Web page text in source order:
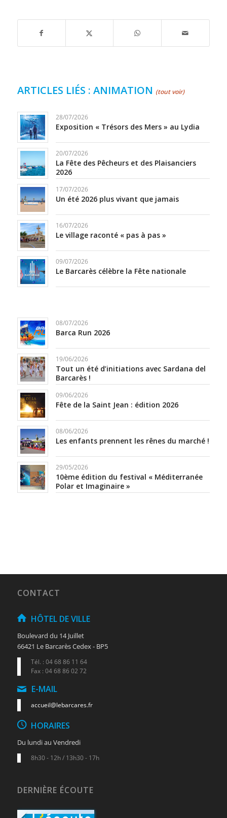
ARTICLES LIÉS : ANIMATION (tout voir)
28/07/2026
Exposition « Trésors des Mers » au Lydia
20/07/2026
La Fête des Pêcheurs et des Plaisanciers
2026
17/07/2026
Un été 2026 plus vivant que jamais
16/07/2026
Le village raconté « pas à pas »
09/07/2026
Le Barcarès célèbre la Fête nationale
08/07/2026
Barca Run 2026
19/06/2026
Tout un été d’initiations avec Sardana del
Barcarès !
09/06/2026
Fête de la Saint Jean : édition 2026
08/06/2026
Les enfants prennent les rênes du marché !
29/05/2026
10ème édition du festival « Méditerranée
Polar et Imaginaire »
CONTACT
HÔTEL DE VILLE
Boulevard du 14 Juillet
66421 Le Barcarès Cedex - BP5
Tél. : 04 68 86 11 64
Fax : 04 68 86 02 72
E-MAIL
accueil@lebarcares.fr
HORAIRES
Du lundi au Vendredi
8h30 - 12h / 13h30 - 17h
DERNIÈRE ÉCOUTE